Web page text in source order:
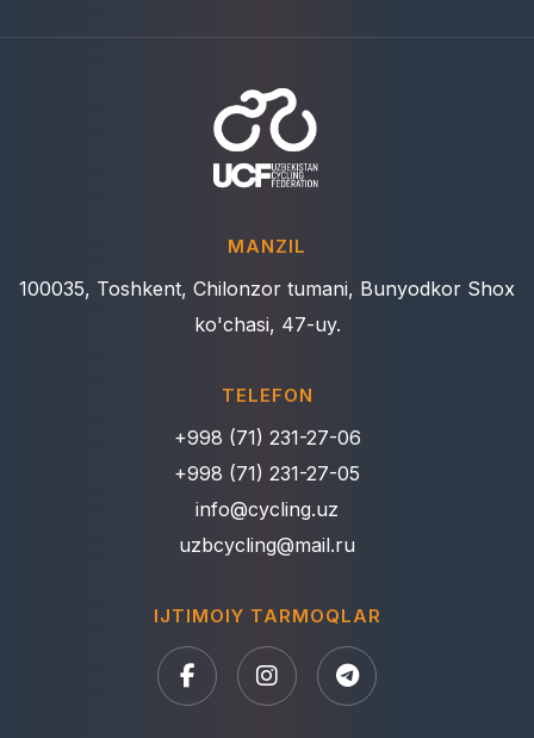
MANZIL
100035, Toshkent, Chilonzor tumani, Bunyodkor Shox
ko'chasi, 47-uy.
TELEFON
+998 (71) 231-27-06
+998 (71) 231-27-05
info@cycling.uz
uzbcycling@mail.ru
IJTIMOIY TARMOQLAR